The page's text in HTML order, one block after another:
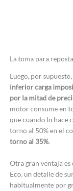
La toma para
Luego, por
inferior carga
por la mitad de
motor consume en
que cuando lo hace
torno al 50% en el
torno al 35%.
Otra gran ventaja
Eco, un detalle de
habitualmente por